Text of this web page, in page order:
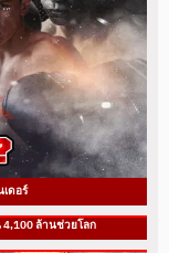
ดอร์
ล้านช่วยโลก